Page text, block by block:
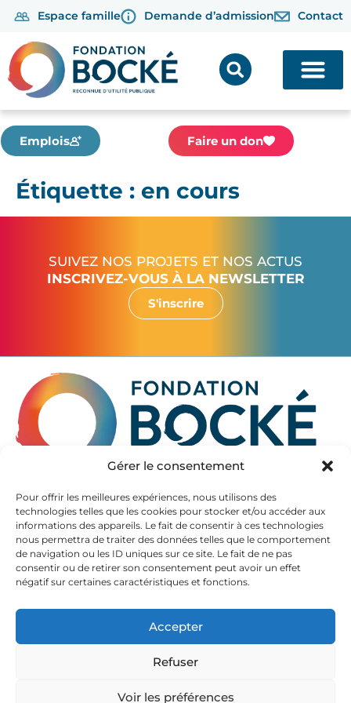
Gérer le consentement
Pour offrir les meilleures expériences, nous utilisons des
technologies telles que les cookies pour stocker et/ou accéder aux
informations des appareils. Le fait de consentir à ces technologies
nous permettra de traiter des données telles que le comportement
de navigation ou les ID uniques sur ce site. Le fait de ne pas
consentir ou de retirer son consentement peut avoir un effet
négatif sur certaines caractéristiques et fonctions.
Accepter
Refuser
Voir les préférences
principalEspace famille Demande d’admission Contact
Emplois Faire un don
Étiquette : en cours
SUIVEZ NOS PROJETS ET NOS ACTUS
INSCRIVEZ-VOUS À LA NEWSLETTER
S'inscrire
La Fondation Bocké accompagne les seniors à partir de
60 ans, en Gironde et en Pyrénées Atlantiques.
Elle propose des hébergements de qualité dans ses
EHPAD, autrefois appelés maison de retraite.
La diversité de son offre permet d’accueillir aussi les
personnes souffrant de la maladie d’Alzheimer et de